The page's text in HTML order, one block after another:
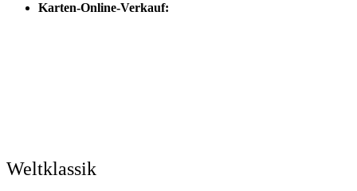
Karten-Online-Verkauf:
Weltklassik